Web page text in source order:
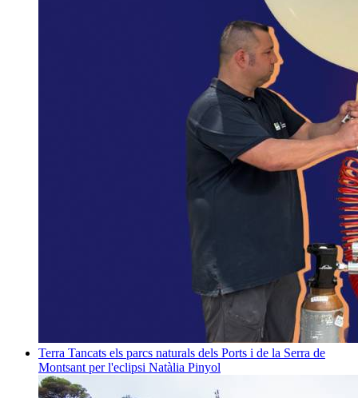
Terra Tancats els parcs naturals dels Ports i de la Serra de
Montsant per l'eclipsi Natàlia Pinyol